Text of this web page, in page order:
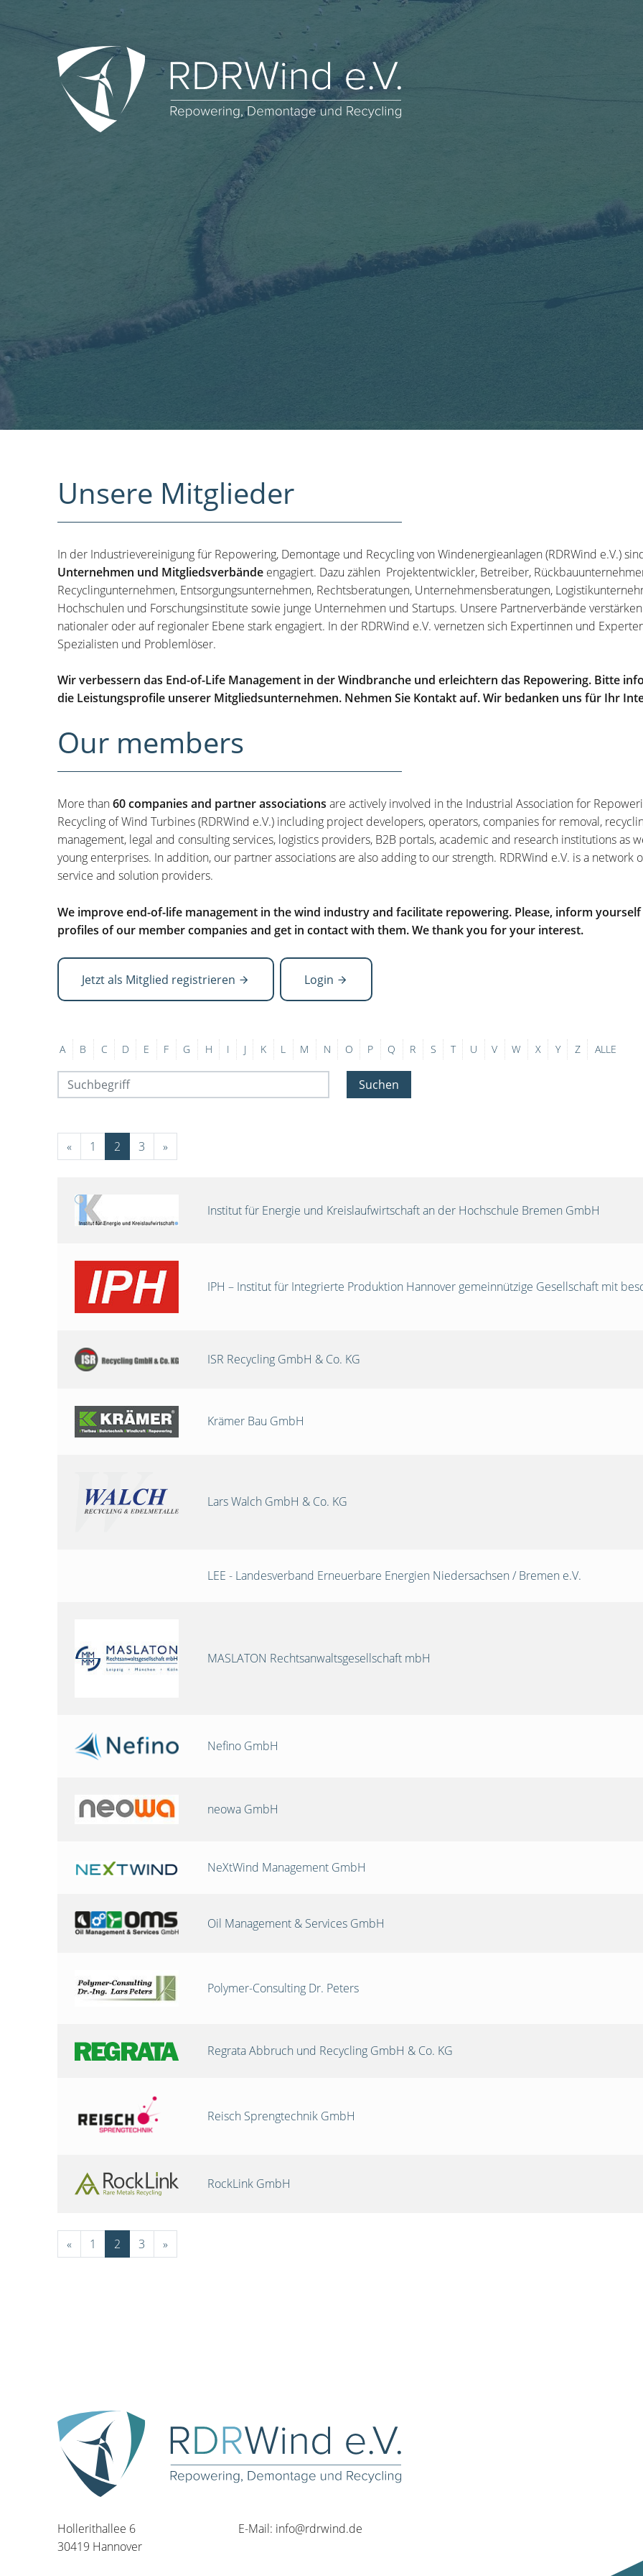
Unsere Mitglieder
In der Industrievereinigung für Repowering, Demontage und Recycling von Windenergieanlagen (RDRWind e.V.)
Unternehmen und Mitgliedsverbände engagiert. Dazu zählen Projektentwickler, Betreiber,
Recyclingunternehmen, Entsorgungsunternehmen, Rechtsberatungen, Unternehmensberatungen,
Hochschulen und Forschungsinstitute sowie junge Unternehmen und Startups. Unsere Partnerverbände
nationaler oder auf regionaler Ebene stark engagiert. In der RDRWind e.V. vernetzen sich Expertinnen und
Spezialisten und Problemlöser.
Wir verbessern das End-of-Life Management in der Windbranche und erleichtern das Repowering. Bitte
die Leistungsprofile unserer Mitgliedsunternehmen. Nehmen Sie Kontakt auf. Wir bedanken uns für Ihr
Our members
More than60 companies and partner associations are actively involved in the Industrial Association for
Recycling of Wind Turbines (RDRWind e.V.) including project developers, operators, companies for removal,
management, legal and consulting services, logistics providers, B2B portals, academic and research institutions as
young enterprises. In addition, our partner associations are also adding to our strength. RDRWind e.V. is a network
service and solution providers.
We improve end-of-life management in the wind industry and facilitate repowering. Please, inform
profiles of our member companies and get in contact with them. We thank you for your interest.
Jetzt als Mitglied registrieren Login
A B C D E F G H I J K L M N O P Q R S T U V W X Y Z ALLE
Suchen
« 1 2 3 »
Institut für Energie und Kreislaufwirtschaft an der Hochschule Bremen GmbH
IPH – Institut für Integrierte Produktion Hannover gemeinnützige Gesellschaft mit
ISR Recycling GmbH & Co. KG
Krämer Bau GmbH
Lars Walch GmbH & Co. KG
LEE - Landesverband Erneuerbare Energien Niedersachsen / Bremen e.V.
MASLATON Rechtsanwaltsgesellschaft mbH
Nefino GmbH
neowa GmbH
NeXtWind Management GmbH
Oil Management & Services GmbH
Polymer-Consulting Dr. Peters
Regrata Abbruch und Recycling GmbH & Co. KG
Reisch Sprengtechnik GmbH
RockLink GmbH
« 1 2 3 »
Hollerithallee 6
30419 Hannover
E-Mail: info@rdrwind.de